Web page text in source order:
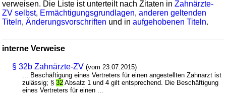
verweisen. Die Liste ist unterteilt nach Zitaten inZahnärzte-
ZV selbst, Ermächtigungsgrundlagen,anderen geltenden
Titeln,Änderungsvorschriften und inaufgehobenen Titeln.
interne Verweise
§ 32b Zahnärzte-ZV (vom 23.07.2015)
... Beschäftigung eines Vertreters für einen angestellten Zahnarzt ist
zulässig; §32 Absatz 1 und 4 gilt entsprechend. Die Beschäftigung
eines Vertreters für einen ...